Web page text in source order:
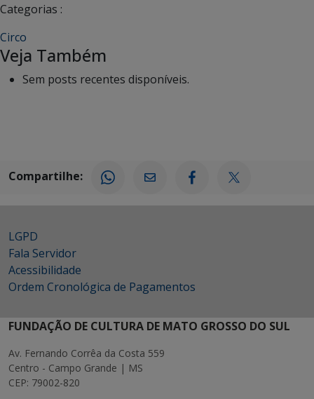
Categorias :
Circo
Veja Também
Sem posts recentes disponíveis.
Compartilhe:
LGPD
Fala Servidor
Acessibilidade
Ordem Cronológica de Pagamentos
FUNDAÇÃO DE CULTURA DE MATO GROSSO DO SUL
Av. Fernando Corrêa da Costa 559
Centro - Campo Grande | MS
CEP: 79002-820